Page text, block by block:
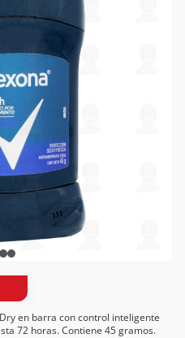
en barra con control inteligente
72 horas. Contiene 45 gramos.